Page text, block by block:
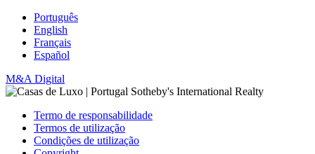
Português
English
Français
Español
M&A Digital
Termo de responsabilidade
Termos de utilização
Condições de utilização